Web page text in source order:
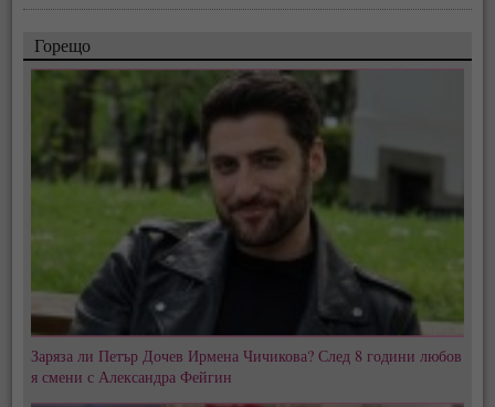
Горещо
Заряза ли Петър Дочев Ирмена Чичикова? След 8 години любов
я смени с Александра Фейгин